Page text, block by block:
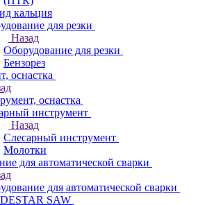
кальция
для резки
Назад
Оборудование для резки
Бензорез
оснастка
оснастка
инструмент
Назад
Слесарный инструмент
Молотки
для автоматической сварки
для автоматической сварки
SAW